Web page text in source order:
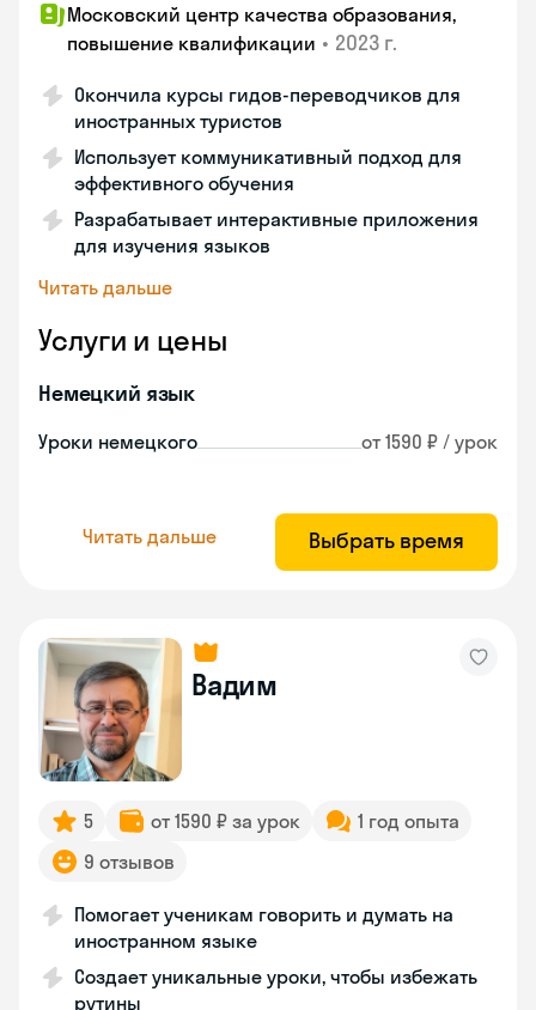
Московский центр качества образования,
повышение квалификации • 2023 г.
Окончила курсы гидов-переводчиков для
иностранных туристов
Использует коммуникативный подход для
эффективного обучения
Разрабатывает интерактивные приложения
для изучения языков
Читать дальше
Услуги и цены
Немецкий язык
Уроки немецкого от 1590 ₽ / урок
Читать дальше Выбрать время
Вадим
5 от 1590 ₽ за урок
1 год опыта
9 отзывов
Помогает ученикам говорить и думать на
иностранном языке
Создает уникальные уроки, чтобы избежать
рутины